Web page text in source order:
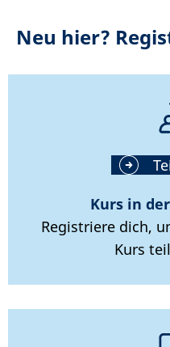
Neu hier?
Kurs in
Registriere dich,
Kurs